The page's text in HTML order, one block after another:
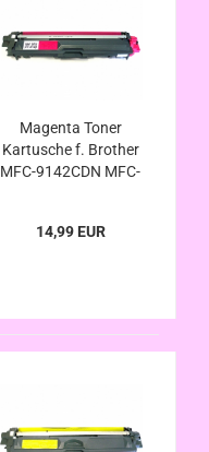
Magenta Toner
Kartusche f. Brother
MFC-9142CDN MFC-
kompatibel zu TN-
14,99 EUR